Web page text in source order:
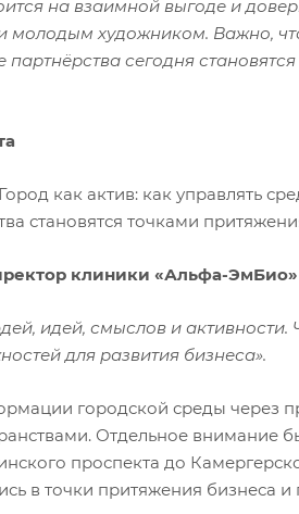
на взаимной выгоде и
молодым художником. Важно,
партнёрства сегодня
как актив: как управлять
становятся точками
клиники «Альфа-ЭмБио»
идей, смыслов и
для развития бизнеса».
городской среды через
Отдельное внимание
проспекта до
в точки притяжения бизнеса и